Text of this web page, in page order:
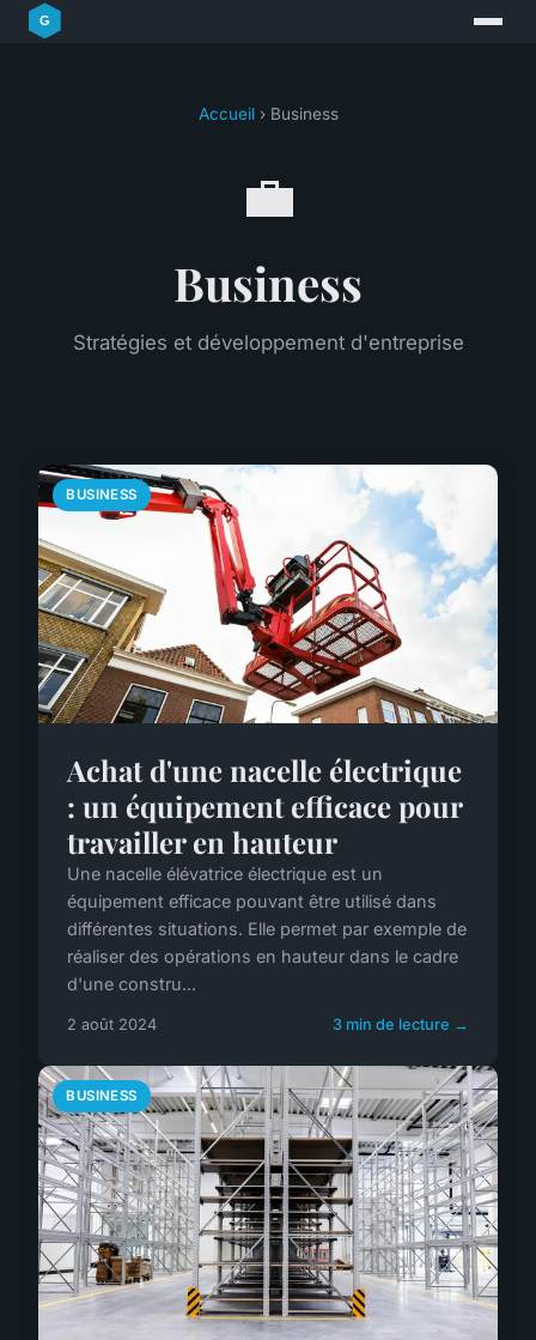
Accueil› Business
💼
Business
Stratégies et développement d'entreprise
BUSINESS
Achat d'une nacelle électrique
: un équipement efficace pour
travailler en hauteur
Une nacelle élévatrice électrique est un
équipement efficace pouvant être utilisé dans
différentes situations. Elle permet par exemple de
réaliser des opérations en hauteur dans le cadre
d'une constru...
2 août 2024 3 min de lecture →
BUSINESS